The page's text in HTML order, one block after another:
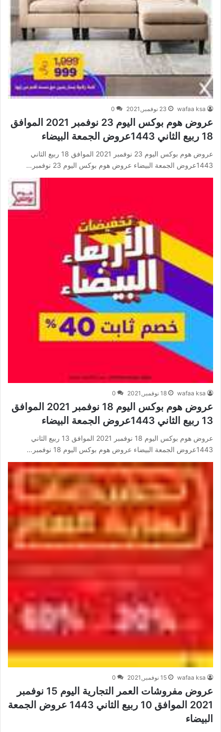
wafaa ksa 23 نوفمبر,2021 0
عروض هوم بوكس اليوم 23 نوفمبر 2021 الموافق
18 ربيع الثاني 1443عروض الجمعة البيضاء
عروض هوم بوكس اليوم 23 نوفمبر 2021 الموافق 18 ربيع الثاني
1443عروض الجمعة البيضاء عروض هوم بوكس اليوم 23 نوفمبر…
wafaa ksa 18 نوفمبر,2021 0
عروض هوم بوكس اليوم 18 نوفمبر 2021 الموافق
13 ربيع الثاني 1443عروض الجمعة البيضاء
عروض هوم بوكس اليوم 18 نوفمبر 2021 الموافق 13 ربيع الثاني
1443عروض الجمعة البيضاء عروض هوم بوكس اليوم 18 نوفمبر…
wafaa ksa 15 نوفمبر,2021 0
عروض مفروشات العمر التجارية اليوم 15 نوفمبر
2021 الموافق 10 ربيع الثاني 1443 ‏عروض الجمعة
البيضاء